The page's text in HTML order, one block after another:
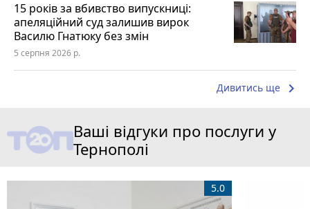
15 років за вбивство випускниці:
апеляційний суд залишив вирок
Василю Гнатюку без змін
5 серпня 2026 р.
Дивитись ще keyboard_arrow_right
Ваші відгуки про послуги у
Тернополі
5.0